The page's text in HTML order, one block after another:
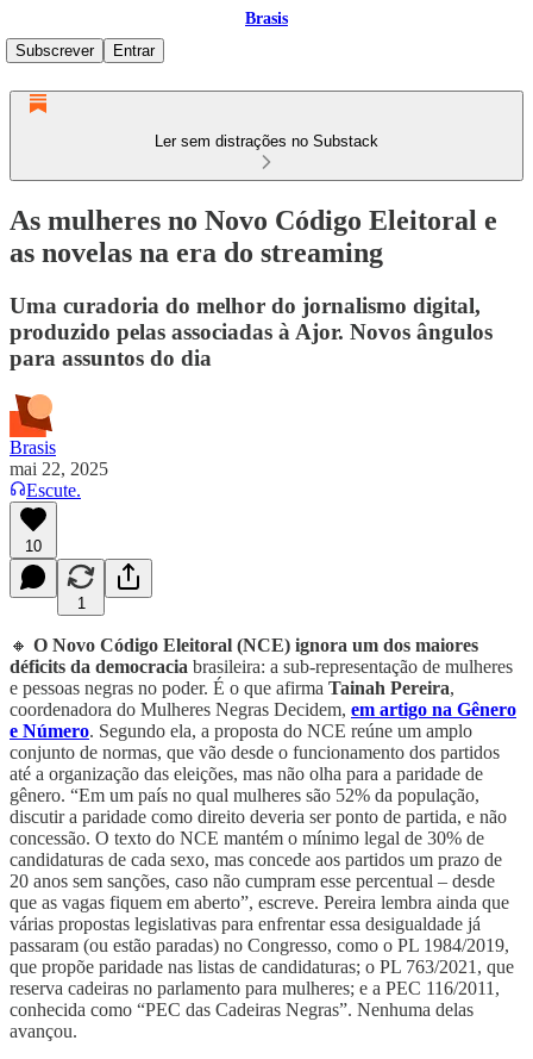
Brasis
Subscrever
Entrar
Ler sem distrações no Substack
As mulheres no Novo Código Eleitoral e
as novelas na era do streaming
Uma curadoria do melhor do jornalismo digital,
produzido pelas associadas à Ajor. Novos ângulos
para assuntos do dia
Brasis
mai 22, 2025
Escute.
10
1
🔸 O Novo Código Eleitoral (NCE) ignora um dos maiores
déficits da democracia brasileira: a sub-representação de mulheres
e pessoas negras no poder. É o que afirma Tainah Pereira,
coordenadora do Mulheres Negras Decidem, em artigo na Gênero
e Número. Segundo ela, a proposta do NCE reúne um amplo
conjunto de normas, que vão desde o funcionamento dos partidos
até a organização das eleições, mas não olha para a paridade de
gênero. “Em um país no qual mulheres são 52% da população,
discutir a paridade como direito deveria ser ponto de partida, e não
concessão. O texto do NCE mantém o mínimo legal de 30% de
candidaturas de cada sexo, mas concede aos partidos um prazo de
20 anos sem sanções, caso não cumpram esse percentual – desde
que as vagas fiquem em aberto”, escreve. Pereira lembra ainda que
várias propostas legislativas para enfrentar essa desigualdade já
passaram (ou estão paradas) no Congresso, como o PL 1984/2019,
que propõe paridade nas listas de candidaturas; o PL 763/2021, que
reserva cadeiras no parlamento para mulheres; e a PEC 116/2011,
conhecida como “PEC das Cadeiras Negras”. Nenhuma delas
avançou.